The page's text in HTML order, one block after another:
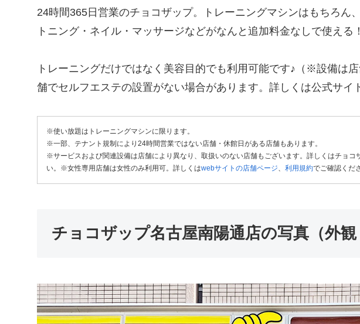
24時間365日営業のチョコザップ。トレーニングマシンはもちろん
トニング・ネイル・マッサージなどがなんと追加料金なしで使える！
トレーニングだけではなく美容目的でも利用可能です♪（※設備は
舗でセルフエステの設置がない場合があります。詳しくは公式サイ
※使い放題はトレーニングマシンに限ります。
※一部、テナント規制により24時間営業ではない店舗・休館日がある店舗もあります。
※サービスおよび関連設備は店舗により異なり、取扱いのない店舗もございます。詳しくはチョコ
い。※女性専用店舗は女性のみ利用可。詳しくはwebサイトの店舗ページ 利用規約でご確認くだ
チョコザップ名古屋南陽通店の写真（外観